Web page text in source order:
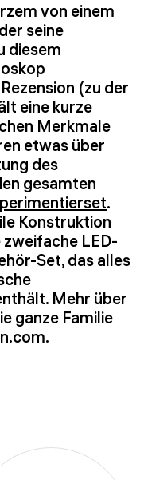
von einem
seine
diesem
(zu der
eine kurze
Merkmale
etwas über
des
gesamten
.
Konstruktion
LED-
Set, das alles
Mehr über
ganze Familie